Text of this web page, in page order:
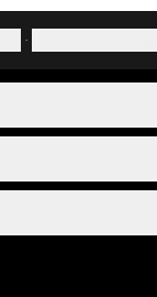
·
(OWH)